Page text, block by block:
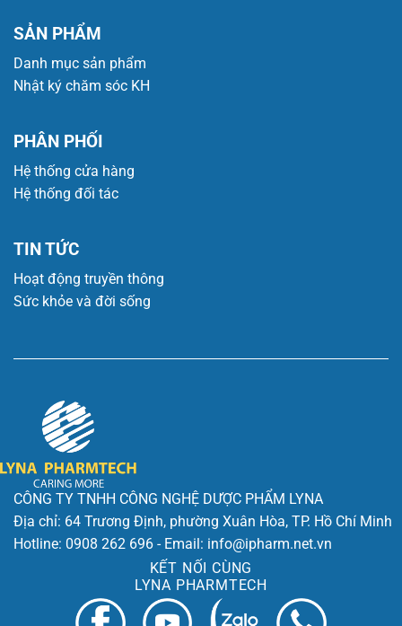
SẢN PHẨM
Danh mục sản phẩm
Nhật ký chăm sóc KH
PHÂN PHỐI
Hệ thống cửa hàng
Hệ thống đối tác
TIN TỨC
Hoạt động truyền thông
Sức khỏe và đời sống
CÔNG TY TNHH CÔNG NGHỆ DƯỢC PHẨM LYNA
Địa chỉ: 64 Trương Định, phường Xuân Hòa, TP. Hồ Chí Minh
Hotline: 0908 262 696 - Email: info@ipharm.net.vn
KẾT NỐI CÙNG
LYNA PHARMTECH